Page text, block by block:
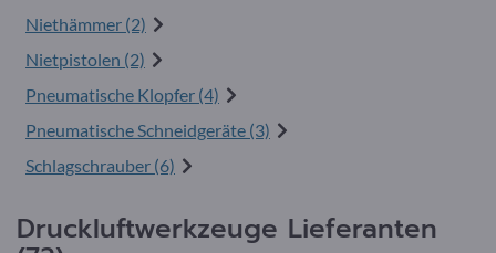
Niethämmer (2)
Nietpistolen (2)
Pneumatische Klopfer (4)
Pneumatische Schneidgeräte (3)
Schlagschrauber (6)
Druckluftwerkzeuge Lieferanten